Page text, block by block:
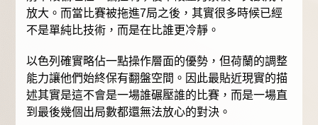
放大。而當比賽被拖進7局之後，其實很多時候已經
不是單純比技術，而是在比誰更冷靜。
以色列確實略佔一點操作層面的優勢，但荷蘭的調整
能力讓他們始終保有翻盤空間。因此最貼近現實的描
述其實是這不會是一場誰碾壓誰的比賽，而是一場直
到最後幾個出局數都還無法放心的對決。